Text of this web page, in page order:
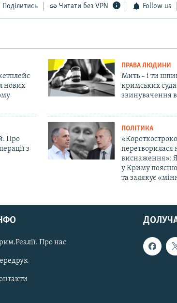
Поділитись Читати без VPN Follow us
нових
ПРАВА ЛЮДИНИ
Мить – і ти
кримських
звинувачення
Про
з
ПОЛІТИКА
перетворилася
виснаження»:
у Криму
та залякує
Про нас